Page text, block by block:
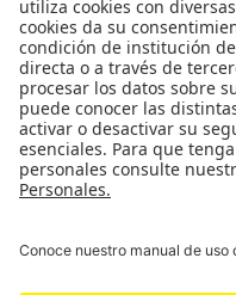
Política
Cultura
Medio ambiente
Medios y periodismo
Ciudad
Movilización social